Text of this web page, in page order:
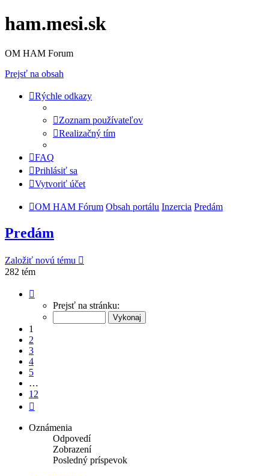
ham.mesi.sk
OM HAM Forum
Prejsť na obsah
Rýchle odkazy
Zoznam používateľov
Realizačný tím
FAQ
Prihlásiť sa
Vytvoriť účet
OM HAM Fórum Obsah portálu Inzercia Predám
Predám
Založiť novú tému
282 tém
Prejsť na stránku:
1
2
3
4
5
…
12
Oznámenia
Odpovedí
Zobrazení
Posledný príspevok